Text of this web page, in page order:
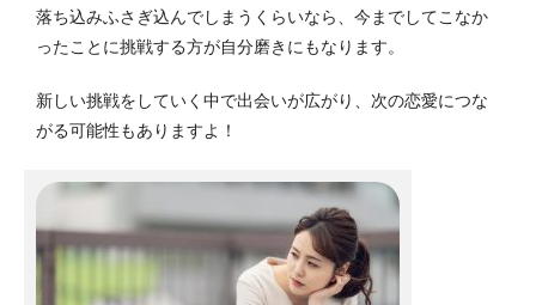
落ち込みふさぎ込んでしまうくらいなら、今までしてこなか
ったことに挑戦する方が自分磨きにもなります。
新しい挑戦をしていく中で出会いが広がり、次の恋愛につな
がる可能性もありますよ！